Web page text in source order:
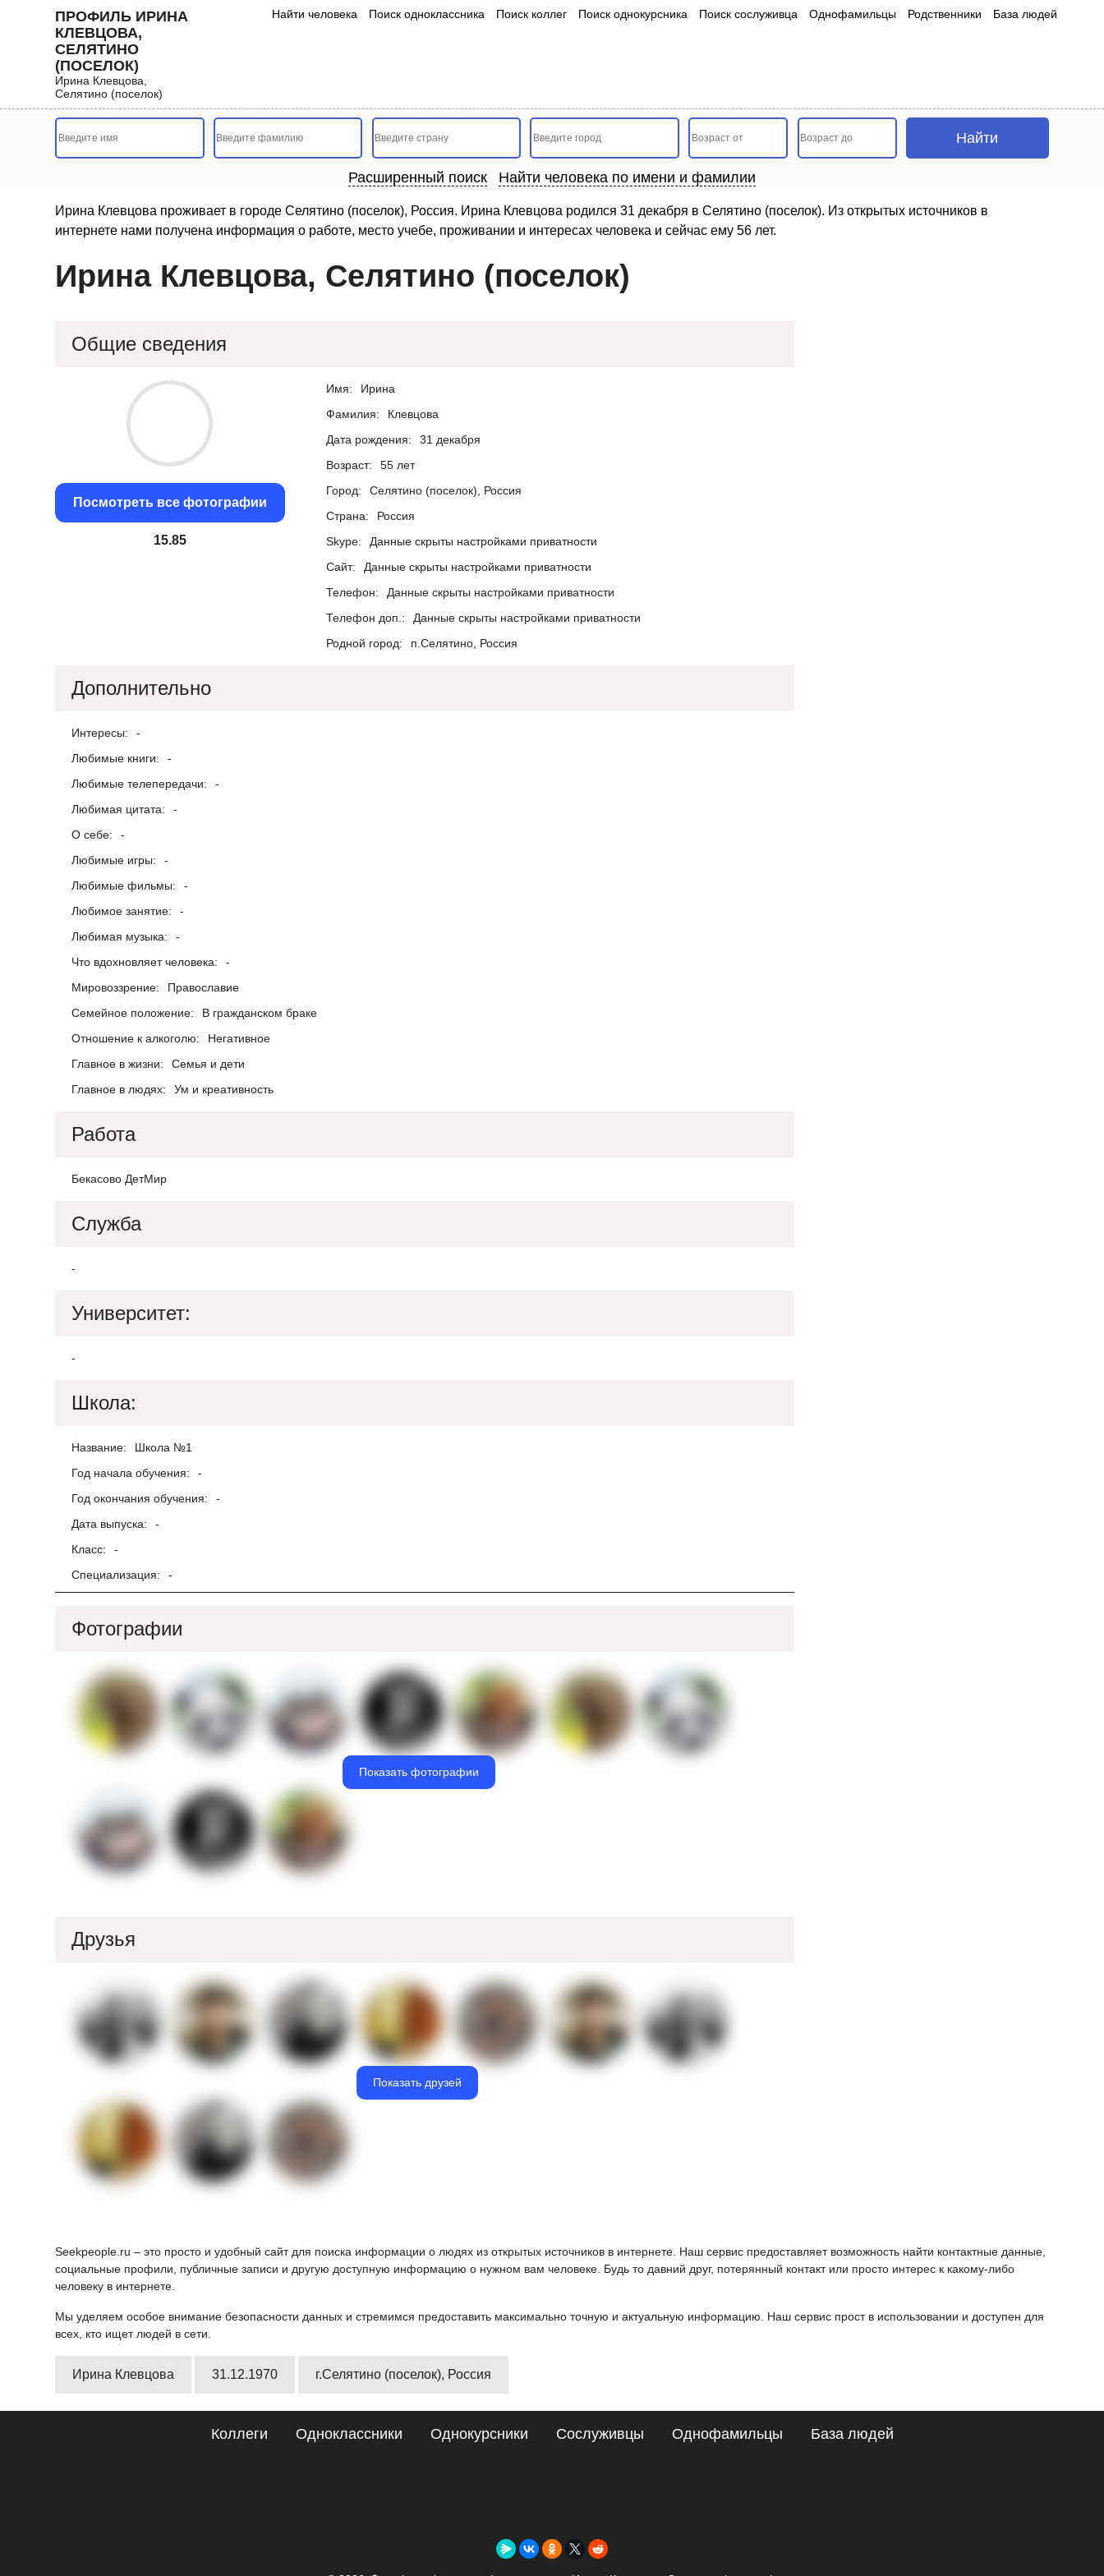
ПРОФИЛЬ ИРИНА
КЛЕВЦОВА,
СЕЛЯТИНО
(ПОСЕЛОК)
Ирина Клевцова,
Селятино (поселок)
Найти человека Поиск одноклассника Поиск коллег Поиск однокурсника Поиск сослуживца Однофамильцы Родственники База людей
Расширенный поиск Найти человека по имени и фамилии
Ирина Клевцова проживает в городе Селятино (поселок), Россия. Ирина Клевцова родился 31 декабря в Селятино (поселок). Из открытых источников в
интернете нами получена информация о работе, место учебе, проживании и интересах человека и сейчас ему 56 лет.
Ирина Клевцова, Селятино (поселок)
Общие сведения
Посмотреть все фотографии
15.25
Имя:
Ирина
Фамилия:
Клевцова
Дата рождения:
31 декабря
Возраст:
55 лет
Город:
Селятино (поселок), Россия
Страна:
Россия
Skype:
Данные скрыты настройками приватности
Сайт:
Данные скрыты настройками приватности
Телефон:
Данные скрыты настройками приватности
Телефон доп.:
Данные скрыты настройками приватности
Родной город:
п.Селятино, Россия
Дополнительно
Интересы:
-
Любимые книги:
-
Любимые телепередачи:
-
Любимая цитата:
-
О себе:
-
Любимые игры:
-
Любимые фильмы:
-
Любимое занятие:
-
Любимая музыка:
-
Что вдохновляет человека:
-
Мировоззрение:
Православие
Семейное положение:
В гражданском браке
Отношение к алкоголю:
Негативное
Главное в жизни:
Семья и дети
Главное в людях:
Ум и креативность
Работа
Бекасово ДетМир
Служба
-
Университет:
-
Школа:
Название:
Школа №1
Год начала обучения:
-
Год окончания обучения:
-
Дата выпуска:
-
Класс:
-
Специализация:
-
Фотографии
Показать фотографии
Друзья
Показать друзей
Seekpeople.ru – это просто и удобный сайт для поиска информации о людях из открытых источников в интернете. Наш сервис предоставляет возможность найти контактные данные,
социальные профили, публичные записи и другую доступную информацию о нужном вам человеке. Будь то давний друг, потерянный контакт или просто интерес к какому-либо
человеку в интернете.
Мы уделяем особое внимание безопасности данных и стремимся предоставить максимально точную и актуальную информацию. Наш сервис прост в использовании и доступен для
всех, кто ищет людей в сети.
Ирина Клевцова 31.12.1970 г.Селятино (поселок), Россия
Коллеги Одноклассники Однокурсники Сослуживцы Однофамильцы База людей